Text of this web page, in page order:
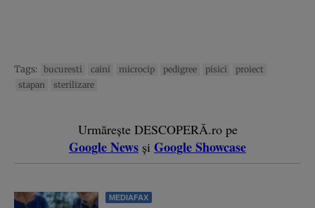
Tags: bucuresti caini microcip pedigree pisici
proiect
stapan
sterilizare
Urmărește DESCOPERĂ.ro pe
Google News și Google Showcase
MEDIAFAX